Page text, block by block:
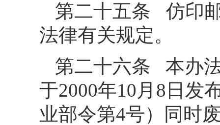
第二十五条 仿印
法律有关规定。
第二十六条 本办
于2000年10月8日发
业部令第4号）同时